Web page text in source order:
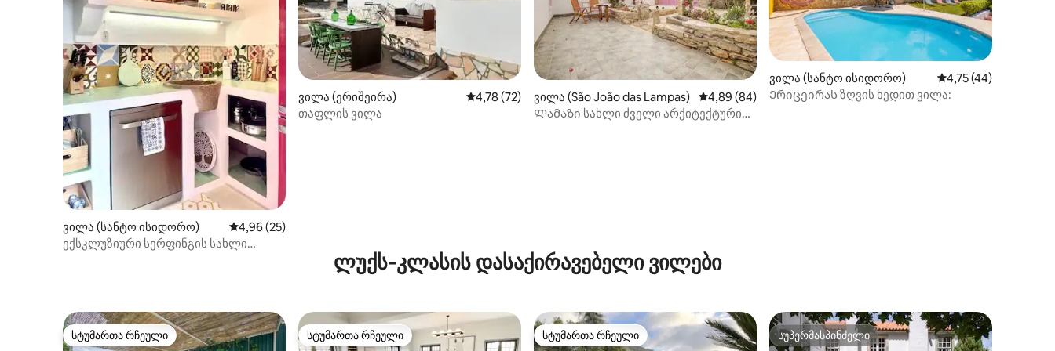
ვილა (სანტო ისიდორო) საშუალო შეფასებაა 5‑დან 4,96, 25 მიმოხილვა
4,96 (25)
ექსკლუზიური სერფინგის სახლი
ვილა (ერიშეირა) საშუალო შეფასებაა 5‑დან 4,78, 72 მიმოხილვა
4,78 (72)
თაფლის ვილა
ვილა (São João das Lampas) საშუალო შეფასებაა 5‑დან 4,89, 84 მიმოხილვა
4,89 (84)
Ლამაზი სახლი ძველი არქიტექტურით
ვილა (სანტო ისიდორო) საშუალო შეფასებაა
4,75 (44)
Ერიცეირას ზღვის ხედით ვილა:
ლუქს‑კლასის დასაქირავებელი ვილები
სტუმართა რჩეული
სტუმართა რჩეული სტუმართა რჩეული
სტუმართა რჩეული სტუმართა რჩეული
სტუმართა რჩეული სუპერმასპინძელი
სუპერმასპინძელი